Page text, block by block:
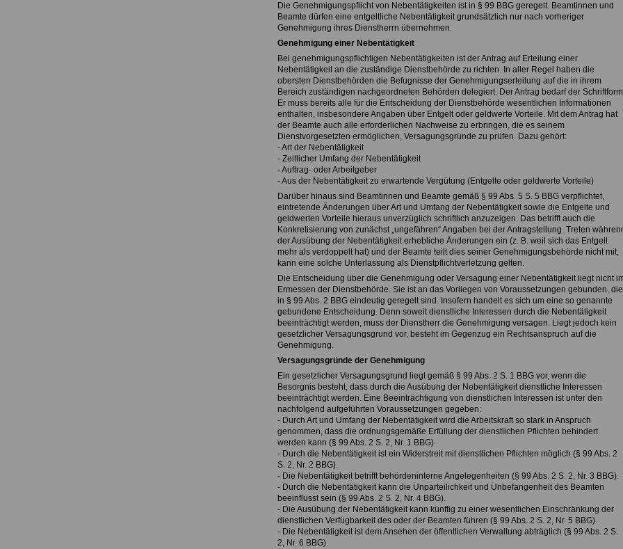
Die Genehmigungspflicht von Nebentätigkeiten ist in § 99 BBG geregelt. Beamtinnen und
Beamte dürfen eine entgeltliche Nebentätigkeit grundsätzlich nur nach vorheriger
Genehmigung ihres Dienstherrn übernehmen.
Genehmigung einer Nebentätigkeit
Bei genehmigungspflichtigen Nebentätigkeiten ist der Antrag auf Erteilung einer
Nebentätigkeit an die zuständige Dienstbehörde zu richten. In aller Regel haben die
obersten Dienstbehörden die Befugnisse der Genehmigungserteilung auf die in ihrem
Bereich zuständigen nachgeordneten Behörden delegiert. Der Antrag bedarf der
Er muss bereits alle für die Entscheidung der Dienstbehörde wesentlichen Informationen
enthalten, insbesondere Angaben über Entgelt oder geldwerte Vorteile. Mit dem Antrag hat
der Beamte auch alle erforderlichen Nachweise zu erbringen, die es seinem
Dienstvorgesetzten ermöglichen, Versagungsgründe zu prüfen. Dazu gehört:
- Art der Nebentätigkeit
- Zeitlicher Umfang der Nebentätigkeit
- Auftrag- oder Arbeitgeber
- Aus der Nebentätigkeit zu erwartende Vergütung (Entgelte oder geldwerte Vorteile)
Darüber hinaus sind Beamtinnen und Beamte gemäß § 99 Abs. 5 S. 5 BBG verpflichtet,
eintretende Änderungen über Art und Umfang der Nebentätigkeit sowie die Entgelte und
geldwerten Vorteile hieraus unverzüglich schriftlich anzuzeigen. Das betrifft auch die
Konkretisierung von zunächst „ungefähren“ Angaben bei der Antragstellung. Treten
der Ausübung der Nebentätigkeit erhebliche Änderungen ein (z. B. weil sich das Entgelt
mehr als verdoppelt hat) und der Beamte teilt dies seiner Genehmigungsbehörde nicht mit,
kann eine solche Unterlassung als Dienstpflichtverletzung gelten.
Die Entscheidung über die Genehmigung oder Versagung einer Nebentätigkeit liegt nicht
Ermessen der Dienstbehörde. Sie ist an das Vorliegen von Voraussetzungen gebunden, die
in § 99 Abs. 2 BBG eindeutig geregelt sind. Insofern handelt es sich um eine so genannte
gebundene Entscheidung. Denn soweit dienstliche Interessen durch die Nebentätigkeit
beeinträchtigt werden, muss der Dienstherr die Genehmigung versagen. Liegt jedoch kein
gesetzlicher Versagungsgrund vor, besteht im Gegenzug ein Rechtsanspruch auf die
Genehmigung.
Versagungsgründe der Genehmigung
Ein gesetzlicher Versagungsgrund liegt gemäß § 99 Abs. 2 S. 1 BBG vor, wenn die
Besorgnis besteht, dass durch die Ausübung der Nebentätigkeit dienstliche Interessen
beeinträchtigt werden. Eine Beeinträchtigung von dienstlichen Interessen ist unter den
nachfolgend aufgeführten Voraussetzungen gegeben:
- Durch Art und Umfang der Nebentätigkeit wird die Arbeitskraft so stark in Anspruch
genommen, dass die ordnungsgemäße Erfüllung der dienstlichen Pflichten behindert
werden kann (§ 99 Abs. 2 S. 2, Nr. 1 BBG).
- Durch die Nebentätigkeit ist ein Widerstreit mit dienstlichen Pflichten möglich (§ 99 Abs. 2
S. 2, Nr. 2 BBG).
- Die Nebentätigkeit betrifft behördeninterne Angelegenheiten (§ 99 Abs. 2 S. 2, Nr. 3 BBG).
- Durch die Nebentätigkeit kann die Unparteilichkeit und Unbefangenheit des Beamten
beeinflusst sein (§ 99 Abs. 2 S. 2, Nr. 4 BBG).
- Die Ausübung der Nebentätigkeit kann künftig zu einer wesentlichen Einschränkung der
dienstlichen Verfügbarkeit des oder der Beamten führen (§ 99 Abs. 2 S. 2, Nr. 5 BBG).
- Die Nebentätigkeit ist dem Ansehen der öffentlichen Verwaltung abträglich (§ 99 Abs. 2 S.
2, Nr. 6 BBG).